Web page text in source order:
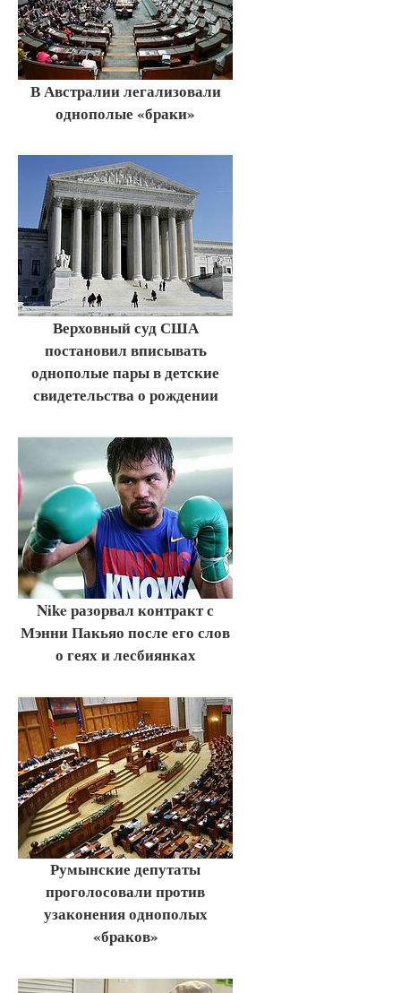
В Австралии легализовали
однополые «браки»
Верховный суд США
постановил вписывать
однополые пары в детские
свидетельства о рождении
Nike разорвал контракт с
Мэнни Пакьяо после его слов
о геях и лесбиянках
Румынские депутаты
проголосовали против
узаконения однополых
«браков»